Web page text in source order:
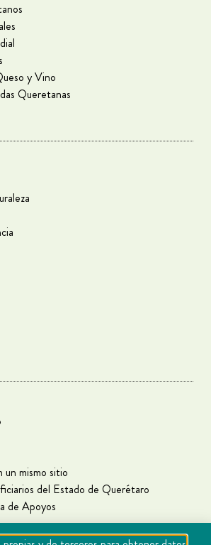
y Vino
Queretanas
un mismo sitio
del Estado de Querétaro
de Apoyos